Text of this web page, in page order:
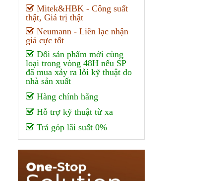
Mitek&HBK - Công suất
thật, Giá trị thật
Neumann - Liên lạc nhận
giá cực tốt
Đổi sản phẩm mới cùng
loại trong vòng 48H nếu SP
đã mua xảy ra lỗi kỹ thuật do
nhà sản xuất
Hàng chính hãng
Hỗ trợ kỹ thuật từ xa
Trả góp lãi suất 0%